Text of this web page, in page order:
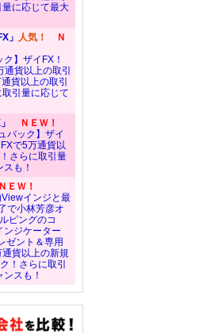
に応じて最大
」 人気！
Ｎ
】ザイFX！
貨以上の取引
貨以上の取引
引量に応じて
ＮＥＷ！
バック】ザイ
で5万通貨以
さらに取引量
も！
ＥＷ！
インジと最
で小林芳彦オ
ピングのコ
ンジケーター
ゼント＆専用
貨以上の新規
！さらに取引
スも！